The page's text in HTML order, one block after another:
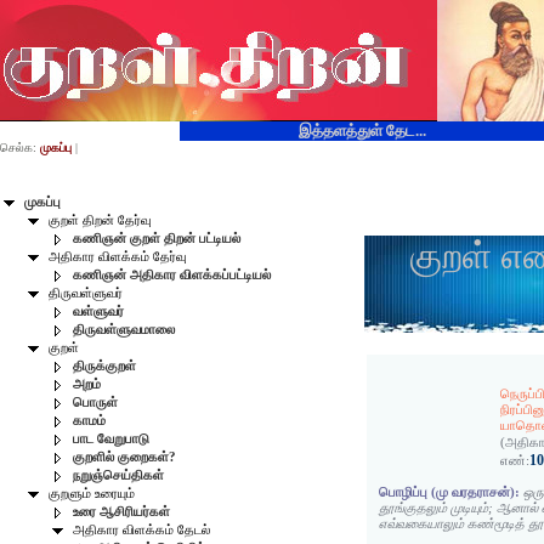
இத்தளத்துள் தேட...
முகப்பு
குறள் திறன் தேர்வு
கணிஞன் குறள் திறன் பட்டியல்
அதிகார விளக்கம் தேர்வு
கணிஞன் அதிகார விளக்கப்பட்டியல்
திருவள்ளுவர்
வள்ளுவர்
திருவள்ளுவமாலை
குறள்
திருக்குறள்
அறம்
பொருள்
காமம்
பாட வேறுபாடு
குறளில் குறைகள்?
நறுஞ்செய்திகள்
குறளும் உரையும்
உரை ஆசிரியர்கள்
அதிகார விளக்கம் தேடல்
செல்க: முகப்பு |
குறள்
எண்:
பொழிப்பு (மு வரதராசன்):
தூங்குதலும் முடியும்; ஆனால்
எவ்வகையாலும் கண்மூடித்